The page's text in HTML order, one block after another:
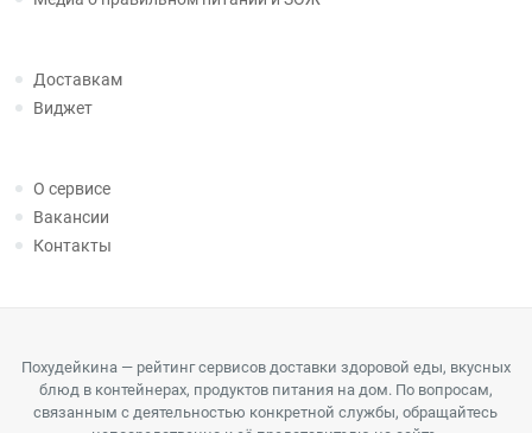
Доставкам
Виджет
О сервисе
Вакансии
Контакты
Похудейкина — рейтинг сервисов доставки здоровой еды, вкусных
блюд в контейнерах, продуктов питания на дом. По вопросам,
связанным с деятельностью конкретной службы, обращайтесь